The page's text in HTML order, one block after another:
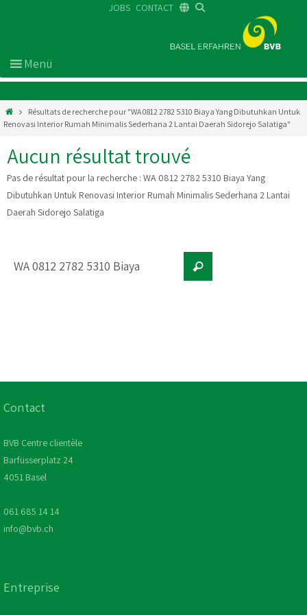
JOBS CONTACT
Résultats de recherche pour "WA 0812 2782 5310 Biaya Yang Dibutuhkan Untuk
Renovasi Interior Rumah Minimalis Sederhana 2 Lantai Daerah Sidorejo Salatiga"
Aucun résultat trouvé
Pas de résultat pour la recherche : WA 0812 2782 5310 Biaya Yang
Dibutuhkan Untuk Renovasi Interior Rumah Minimalis Sederhana 2 Lantai
Daerah Sidorejo Salatiga
Contact
BVB Centre clientèle
Barfüsserplatz 24
4051 Basel
061 685 14 14
info@bvb.ch
Entreprise